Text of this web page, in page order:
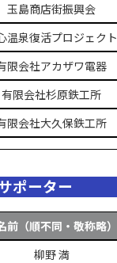
玉島商店街振興会
温泉復活プロジェクト
限会社アカザワ電器
有限会社杉原鉄工所
限会社大久保鉄工所
ポーター
前（順不同・敬称略）
柳野 満